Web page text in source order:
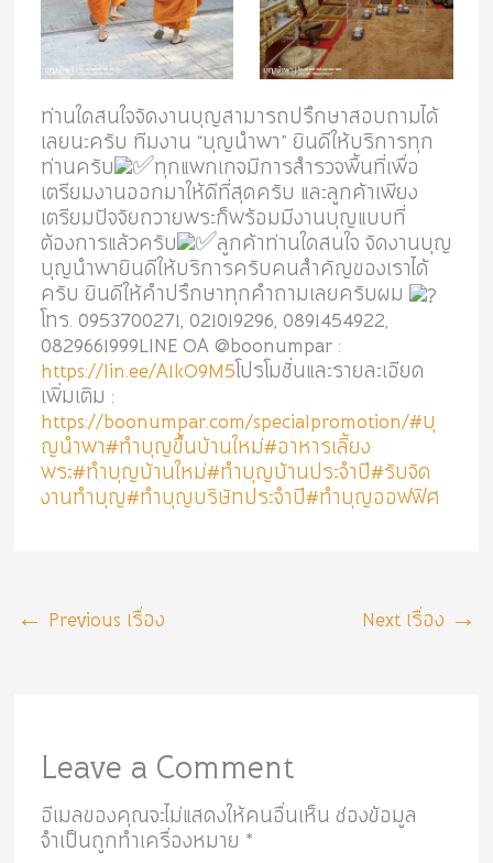
ท่านใดสนใจจัดงานบุญสามารถปรึกษาสอบถามได้
เลยนะครับ ทีมงาน “บุญนำพา” ยินดีให้บริการทุก
ท่านครับ ทุกแพกเกจมีการสำรวจพื้นที่เพื่อ
เตรียมงานออกมาให้ดีที่สุดครับ และลูกค้าเพียง
เตรียมปัจจัยถวายพระก็พร้อมมีงานบุญแบบที่
ต้องการแล้วครับ ลูกค้าท่านใดสนใจ จัดงานบุญ
บุญนำพายินดีให้บริการครับคนสำคัญของเราได้
ครับ ยินดีให้คำปรึกษาทุกคำถามเลยครับผม
โทร. 0953700271, 021019296, 0891454922,
0829661999LINE OA @boonumpar :
https://lin.ee/A1kO9M5โปรโมชั่นและรายละเอียด
เพิ่มเติม :
https://boonumpar.com/specialpromotion/#บุ
ญนำพา#ทำบุญขึ้นบ้านใหม่#อาหารเลี้ยง
พระ#ทำบุญบ้านใหม่#ทำบุญบ้านประจำปี#รับจัด
งานทำบุญ#ทำบุญบริษัทประจำปี#ทำบุญออฟฟิศ
← Previous เรื่อง Next เรื่อง →
Leave a Comment
อีเมลของคุณจะไม่แสดงให้คนอื่นเห็น ช่องข้อมูล
จำเป็นถูกทำเครื่องหมาย *